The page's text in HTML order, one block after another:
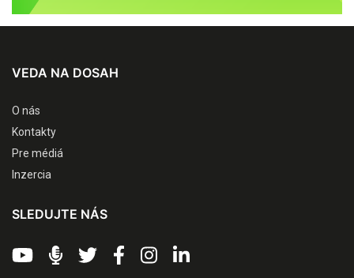
VEDA NA DOSAH
O nás
Kontakty
Pre médiá
Inzercia
SLEDUJTE NÁS